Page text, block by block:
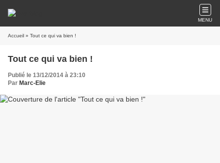
MENU
Accueil » Tout ce qui va bien !
Tout ce qui va bien !
Publié le 13/12/2014 à 23:10
Par Marc-Elie